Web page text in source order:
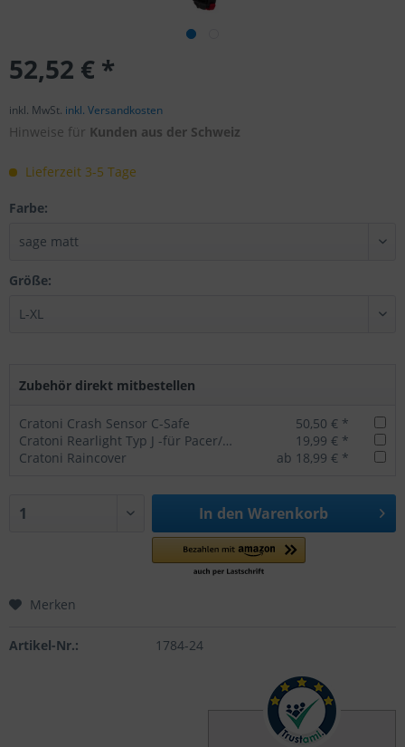
52,52 € *
inkl. MwSt. inkl. Versandkosten
Hinweise für Kunden aus der Schweiz
Lieferzeit 3-5 Tage
Farbe:
Größe:
Zubehör direkt mitbestellen
Cratoni Crash Sensor C-Safe
50,50 € *
Cratoni Rearlight Typ J -für Pacer/Agravic/AllSet
19,99 € *
Cratoni Raincover
ab 18,99 € *
In den Warenkorb
Merken
Artikel-Nr.: 1784-24